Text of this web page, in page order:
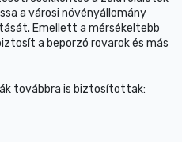
a városi növényállomány
Emellett a mérsékeltebb
a beporzó rovarok és más
továbbra is biztosítottak: